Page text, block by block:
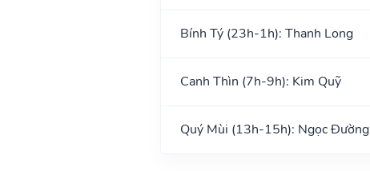
Bính Tý (23h-1h): Thanh Long
Canh Thìn (7h-9h): Kim Quỹ
Quý Mùi (13h-15h): Ngọc Đường